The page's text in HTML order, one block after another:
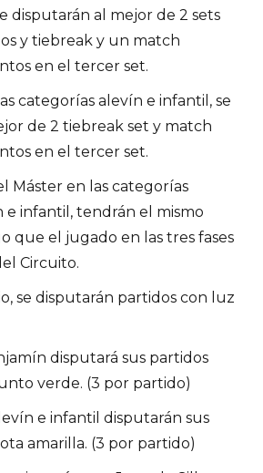
disputarán al mejor de 2 sets
y tiebreak y un match
en el tercer set.
categorías alevín e infantil, se
de 2 tiebreak set y match
en el tercer set.
Máster en las categorías
e infantil, tendrán el mismo
que el jugado en las tres fases
Circuito.
se disputarán partidos con luz
disputará sus partidos
verde. (3 por partido)
e infantil disputarán sus
amarilla. (3 por partido)